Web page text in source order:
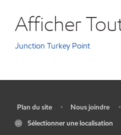
Afficher
Junction Turkey Point
Plan du site • Nous joindre •
Sélectionner une localisation